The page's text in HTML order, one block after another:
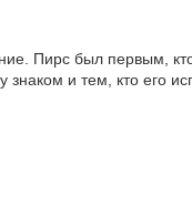
Пирс был первым,
и тем, кто его